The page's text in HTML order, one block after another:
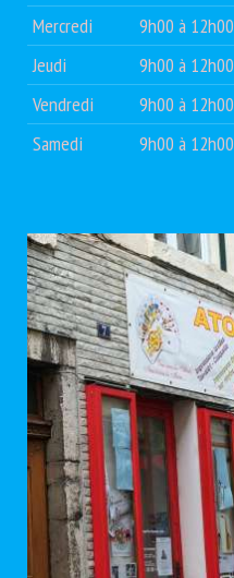
Mercredi
9h00 à 12h00
Jeudi
9h00 à 12h00
Vendredi
9h00 à 12h00
Samedi
9h00 à 12h00